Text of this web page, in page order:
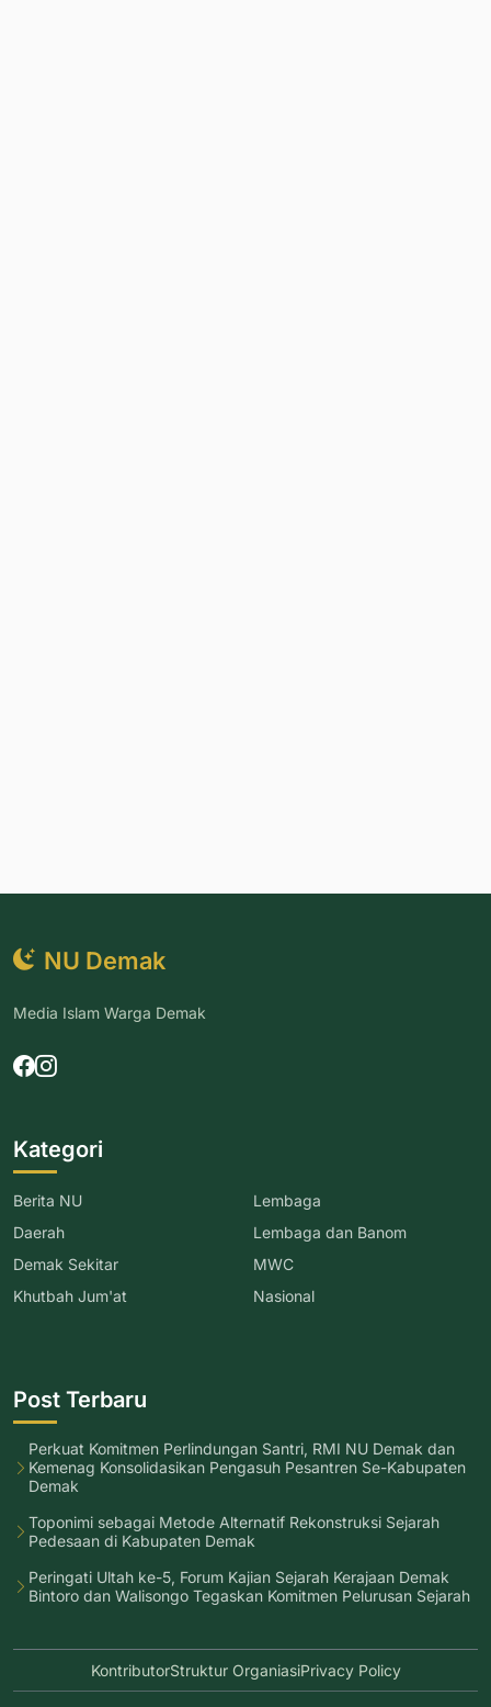
NU Demak
Media Islam Warga Demak
Kategori
Berita NU
Daerah
Demak Sekitar
Khutbah Jum'at
Lembaga
Lembaga dan Banom
MWC
Nasional
Post Terbaru
Perkuat Komitmen Perlindungan Santri, RMI NU Demak dan
Kemenag Konsolidasikan Pengasuh Pesantren Se-Kabupaten
Demak
Toponimi sebagai Metode Alternatif Rekonstruksi Sejarah
Pedesaan di Kabupaten Demak
Peringati Ultah ke-5, Forum Kajian Sejarah Kerajaan Demak
Bintoro dan Walisongo Tegaskan Komitmen Pelurusan Sejarah
KontributorStruktur OrganiasiPrivacy Policy